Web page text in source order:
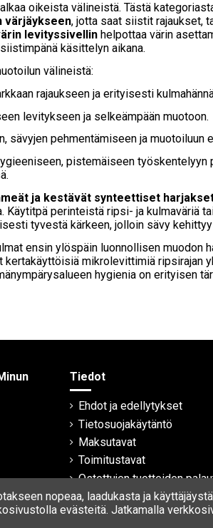
oikeista välineistä. Tästä
värjäykseen, jotta saat siistit rajaukset,
levityssivellin helpottaa värin
käsittelyn aikana.
välineistä:
rajaukseen ja erityisesti
levitykseen ja selkeämpään muotoon.
sävyjen pehmentämiseen ja muotoiluun
pistemäiseen
ja kestävät synteettiset
perinteistä ripsi- ja kulmaväriä
tyvestä kärkeen, jolloin sävy
ensin ylöspäin luonnollisen
mikrolevittimiä ripsirajan
hygienia on erityisen
Tiedot
Ehdot ja edellytykset
Tietosuojakäytäntö
Maksutavat
Toimitustavat
Ostettujen tuotteiden
Takuu
nopeaa, laadukasta ja
evästeitä. Jatkamalla